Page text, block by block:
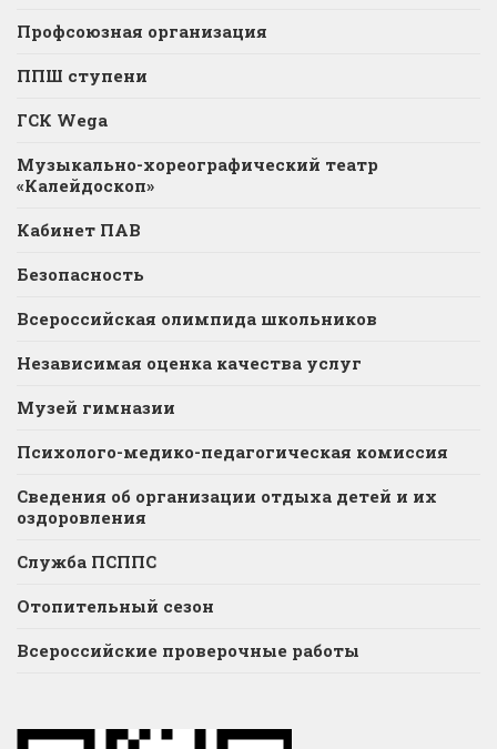
Профсоюзная организация
ППШ ступени
ГСК Wega
Музыкально-хореографический театр
«Калейдоскоп»
Кабинет ПАВ
Безопасность
Всероссийская олимпида школьников
Независимая оценка качества услуг
Музей гимназии
Психолого-медико-педагогическая комиссия
Сведения об организации отдыха детей и их
оздоровления
Служба ПСППС
Отопительный сезон
Всероссийские проверочные работы